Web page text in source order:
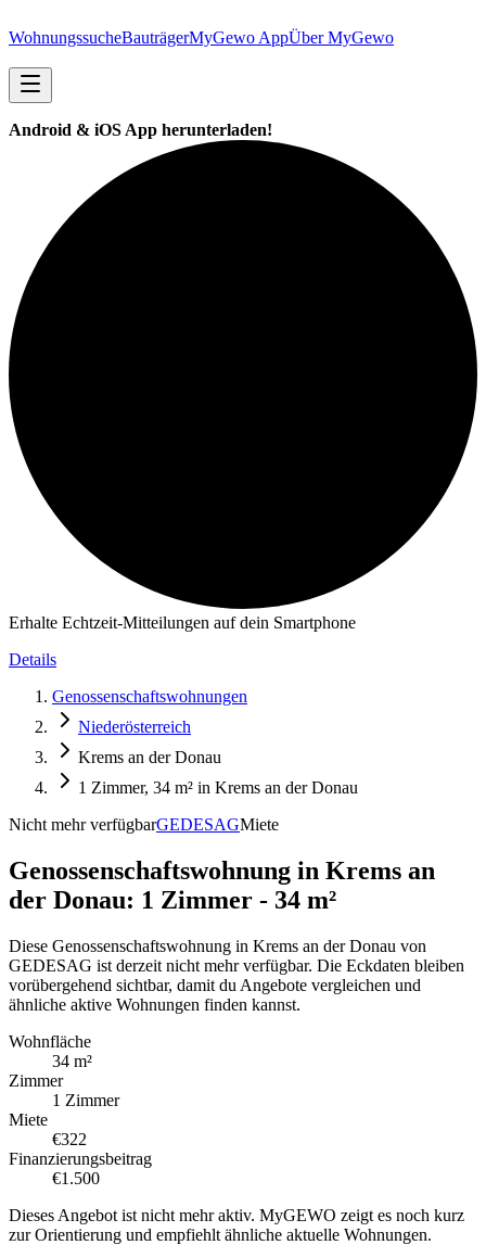
WohnungssucheBauträgerMyGewo AppÜber MyGewo
Android & iOS App herunterladen!
Erhalte Echtzeit-Mitteilungen auf dein Smartphone
Details
Genossenschaftswohnungen
Niederösterreich
Krems an der Donau
1 Zimmer, 34 m² in Krems an der Donau
Nicht mehr verfügbarGEDESAGMiete
Genossenschaftswohnung in Krems an
der Donau: 1 Zimmer - 34 m²
Diese Genossenschaftswohnung in Krems an der Donau von
GEDESAG ist derzeit nicht mehr verfügbar. Die Eckdaten bleiben
vorübergehend sichtbar, damit du Angebote vergleichen und
ähnliche aktive Wohnungen finden kannst.
Wohnfläche
34 m²
Zimmer
1 Zimmer
Miete
€322
Finanzierungsbeitrag
€1.500
Dieses Angebot ist nicht mehr aktiv. MyGEWO zeigt es noch kurz
zur Orientierung und empfiehlt ähnliche aktuelle Wohnungen.